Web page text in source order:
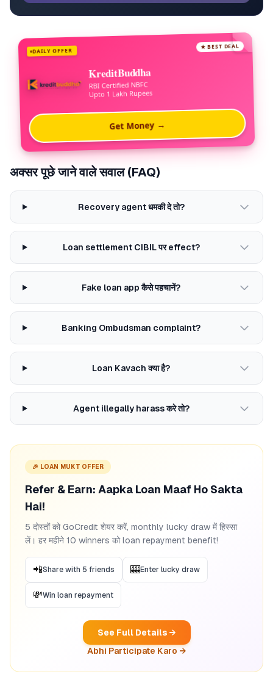
DAILY OFFER
★ BEST DEAL
KreditBuddha
RBI Certified NBFC
Upto 1 Lakh Rupees
Get Money →
अक्सर पूछे जाने वाले सवाल (FAQ)
Recovery agent धमकी दे तो?
Loan settlement CIBIL पर effect?
Fake loan app कैसे पहचानें?
Banking Ombudsman complaint?
Loan Kavach क्या है?
Agent illegally harass करे तो?
🎉 LOAN MUKT OFFER
Refer & Earn: Aapka Loan Maaf Ho Sakta
Hai!
5 दोस्तों को GoCredit शेयर करें, monthly lucky draw में हिस्सा
लें। हर महीने 10 winners को loan repayment benefit!
📲Share with 5 friends 🎰Enter lucky draw
💸Win loan repayment
See Full Details →
Abhi Participate Karo →